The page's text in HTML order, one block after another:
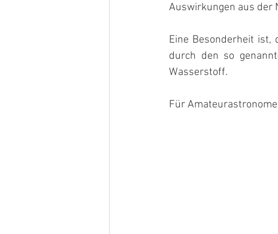
Auswirkungen aus der
Eine Besonderheit ist,
durch den so
Wasserstoff.
Für